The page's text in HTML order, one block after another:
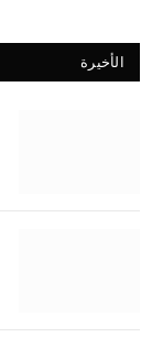
الأخيرة